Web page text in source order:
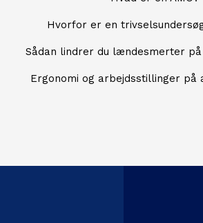
Hvorfor er en
Sådan lindrer du lændesmerter
Ergonomi og arbejdsstillinger på